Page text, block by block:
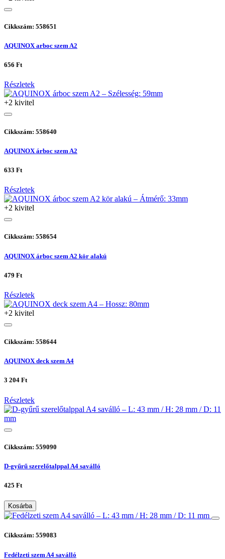
Cikkszám: 558651
AQUINOX arboc szem A2
656 Ft
Részletek
+2 kivitel
Cikkszám: 558640
AQUINOX árboc szem A2
633 Ft
Részletek
+2 kivitel
Cikkszám: 558654
AQUINOX árboc szem A2 kör alakú
479 Ft
Részletek
+2 kivitel
Cikkszám: 558644
AQUINOX deck szem A4
3 204 Ft
Részletek
Cikkszám: 559090
D-gyűrű szerelőtalppal A4 saválló
425 Ft
Kosárba
Cikkszám: 559083
Fedélzeti szem A4 saválló